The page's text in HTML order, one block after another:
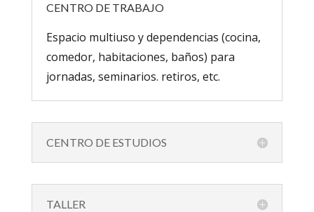
CENTRO DE TRABAJO
Espacio multiuso y dependencias (cocina,
comedor, habitaciones, baños) para
jornadas, seminarios. retiros, etc.
CENTRO DE ESTUDIOS
TALLER